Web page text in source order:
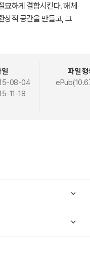
묘하게 결합시킨다. 해체
상적 공간을 만들고, 그
않을 수 있는 소재를 너
서 오히려 신선하다는 심
영혼에 대해서도 자기가
하지 않는 아이, 노랑모
까지 애틋하게 한다. 조
08-04
11-18
파일 형